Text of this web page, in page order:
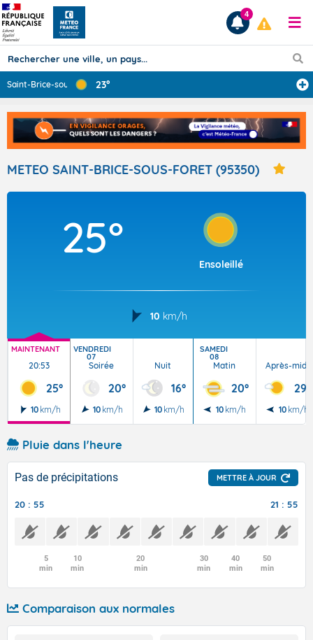
Prévisions
TOUS LES RÉSULTATS
Articles
4
Saint-Brice-sou 23°
METEO SAINT-BRICE-SOUS-FORET (95350)
25°
Ensoleillé
10 km/h
MAINTENANT
20:53
25°
10 km/h
VENDREDI
07
Soirée
20°
10 km/h
Nuit
16°
10 km/h
SAMEDI
08
Matin
20°
10 km/h
Après-midi
29°
10 km/h
Pluie dans l'heure
Pas de précipitations METTRE À JOUR
20 : 55 21 : 55
5
min
10
min
20
min
30
min
40
min
50
min
Comparaison aux normales